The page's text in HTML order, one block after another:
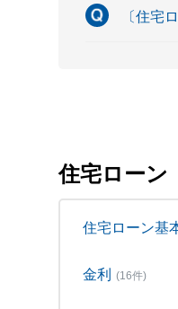
〔住宅
住宅ローン
住宅ローン基
金利 (16件)